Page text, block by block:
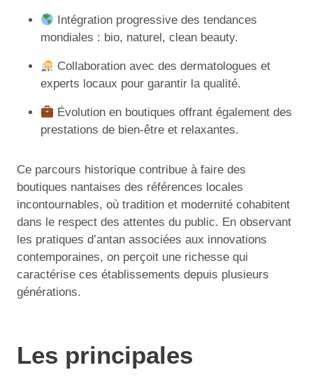
Intégration progressive des tendances
mondiales : bio, naturel, clean beauty.
Collaboration avec des dermatologues et
experts locaux pour garantir la qualité.
Évolution en boutiques offrant également des
prestations de bien-être et relaxantes.
Ce parcours historique contribue à faire des
boutiques nantaises des références locales
incontournables, où tradition et modernité cohabitent
dans le respect des attentes du public. En observant
les pratiques d’antan associées aux innovations
contemporaines, on perçoit une richesse qui
caractérise ces établissements depuis plusieurs
générations.
Les principales